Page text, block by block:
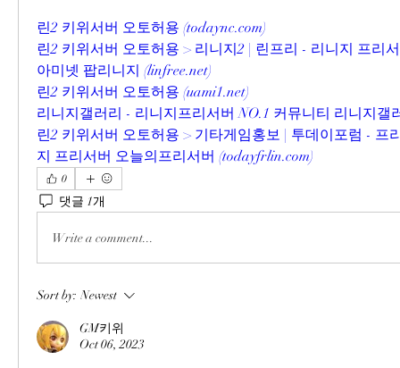
린2 키위서버 오토허용 (todaync.com)
린2 키위서버 오토허용 > 리니지2 | 린프리 - 리니지 프리
아미넷 팝리니지 (linfree.net)
린2 키위서버 오토허용 (uami1.net)
리니지갤러리 - 리니지프리서버 NO.1 커뮤니티 리니지갤
린2 키위서버 오토허용 > 기타게임홍보 | 투데이포럼 - 프
지 프리서버 오늘의프리서버 (todayfrlin.com)
0
댓글 1개
Write a comment...
Sort by: Newest
GM키위
Oct 06, 2023